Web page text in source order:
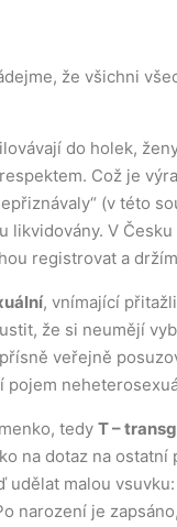
že všichni
do holek,
Což je
(v této
likvidovány. V
registrovat a
, vnímající
že si neumějí
veřejně
pojem
tedy T –
na dotaz na
udělat malou
narození je